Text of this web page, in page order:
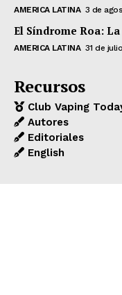
AMERICA LATINA 3 de
El Síndrome Roa:
AMERICA LATINA 31 de
Recursos
Club Vaping
Autores
Editoriales
English